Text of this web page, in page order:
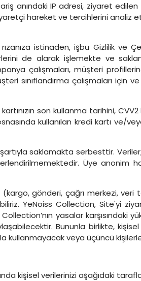
anındaki IP adresi, ziyaret edilen
hareket ve tercihlerini analiz
istinaden, işbu Gizlilik ve
de alarak işlemekte ve
çalışmaları, müşteri
sınıflandırma çalışmaları için
son kullanma tarihini,
kullanılan kredi kartı ve/
saklamakta serbesttir.
Üye anonim
gönderi, çağrı merkezi,
YeNoiss Collection, Site'yi
yasalar karşısındaki
Bununla birlikte, kişisel
kullanmayacak veya üçüncü
kişisel verilerinizi aşağıdaki